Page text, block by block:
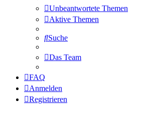
Unbeantwortete Themen
Aktive Themen
Suche
Das Team
FAQ
Anmelden
Registrieren